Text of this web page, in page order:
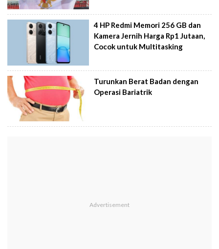
4 HP Redmi Memori 256 GB dan
Kamera Jernih Harga Rp1 Jutaan,
Cocok untuk Multitasking
Turunkan Berat Badan dengan
Operasi Bariatrik